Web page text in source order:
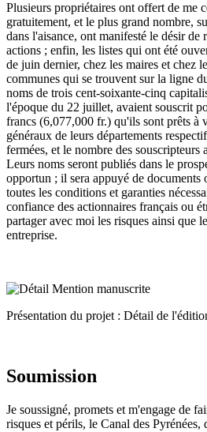
Plusieurs propriétaires ont offert de me
gratuitement, et le plus grand nombre,
dans l'aisance, ont manifesté le désir de
actions ; enfin, les listes qui ont été
de juin dernier, chez les maires et chez
communes qui se trouvent sur la ligne
noms de trois cent-soixante-cinq
l'époque du 22 juillet, avaient souscrit
francs (6,077,000 fr.) qu'ils sont prêts à
généraux de leurs départements
fermées, et le nombre des souscripteurs
Leurs noms seront publiés dans le
opportun ; il sera appuyé de documents
toutes les conditions et garanties
confiance des actionnaires français ou
partager avec moi les risques ainsi que
entreprise.
Présentation du projet : Détail de
Soumission
Je soussigné, promets et m'engage de
risques et périls, le Canal des